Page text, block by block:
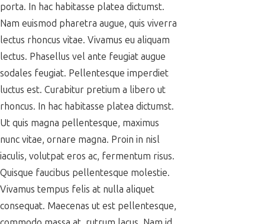
porta. In hac habitasse platea dictumst.
Nam euismod pharetra augue, quis viverra
lectus rhoncus vitae. Vivamus eu aliquam
lectus. Phasellus vel ante feugiat augue
sodales feugiat. Pellentesque imperdiet
luctus est. Curabitur pretium a libero ut
rhoncus. In hac habitasse platea dictumst.
Ut quis magna pellentesque, maximus
nunc vitae, ornare magna. Proin in nisl
iaculis, volutpat eros ac, fermentum risus.
Quisque faucibus pellentesque molestie.
Vivamus tempus felis at nulla aliquet
consequat. Maecenas ut est pellentesque,